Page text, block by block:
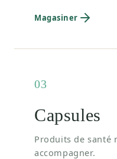
Magasiner
03
Capsules
Produits de santé
accompagner.